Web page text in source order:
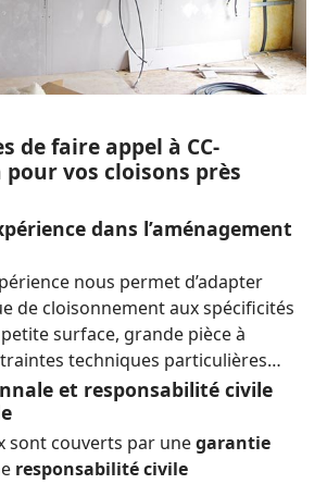
de faire appel à CC-
vos cloisons près
dans l’aménagement
nous permet d’adapter
de cloisonnement aux spécificités
surface, grande pièce à
techniques particulières…
et responsabilité civile
sont couverts par unegarantie
responsabilité civile